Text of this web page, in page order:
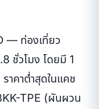
— ท่องเที่ยว
ชั่วโมง โดยมี 1
าคาต่ำสุดในแคช
TPE (ผันผวน